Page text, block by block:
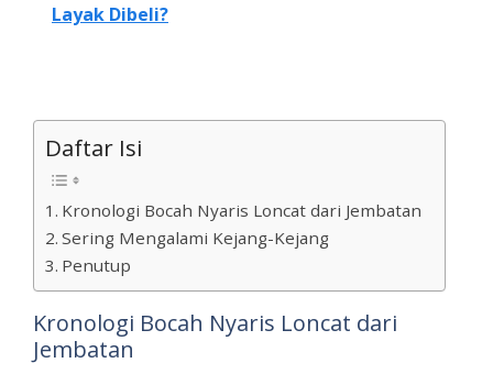
Layak Dibeli?
Daftar Isi
Kronologi Bocah Nyaris Loncat dari Jembatan
Sering Mengalami Kejang-Kejang
Penutup
Kronologi Bocah Nyaris Loncat dari
Jembatan